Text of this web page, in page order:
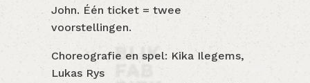
John. Één ticket = twee
voorstellingen.
Choreografie en spel: Kika Ilegems,
Lukas Rys